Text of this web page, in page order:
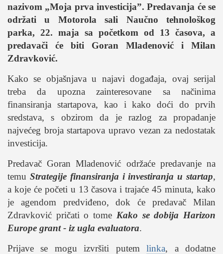
moda i stil
studenti
organizacije
konkursi
studentski život
zdravlje
it
kolumna
sdl podkast
STUDENTSKI DNEVNI LIST
o nama
impresum
kontakt
nazivom „Moja prva investicija”. Predavanja će se
održati u Motorola sali Naučno tehnološkog
parka, 22. maja sa početkom od 13 časova, a
predavači će biti Goran Mladenović i Milan
Zdravković.
Kako se objašnjava u najavi događaja, ovaj serijal
treba da upozna zainteresovane sa načinima
finansiranja startapova, kao i kako doći do prvih
sredstava, s obzirom da je razlog za propadanje
najvećeg broja startapova upravo vezan za nedostatak
investicija.
Predavač Goran Mladenović održaće predavanje na
temu Strategije finansiranja i investiranja u startap,
a koje će početi u 13 časova i trajaće 45 minuta, kako
je agendom predviđeno, dok će predavač Milan
Zdravković pričati o tome Kako se dobija Harizon
Europe grant - iz ugla evaluatora.
Prijave se mogu izvršiti putemlinka, a dodatne